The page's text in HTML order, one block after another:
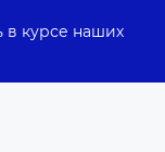
в курсе наших